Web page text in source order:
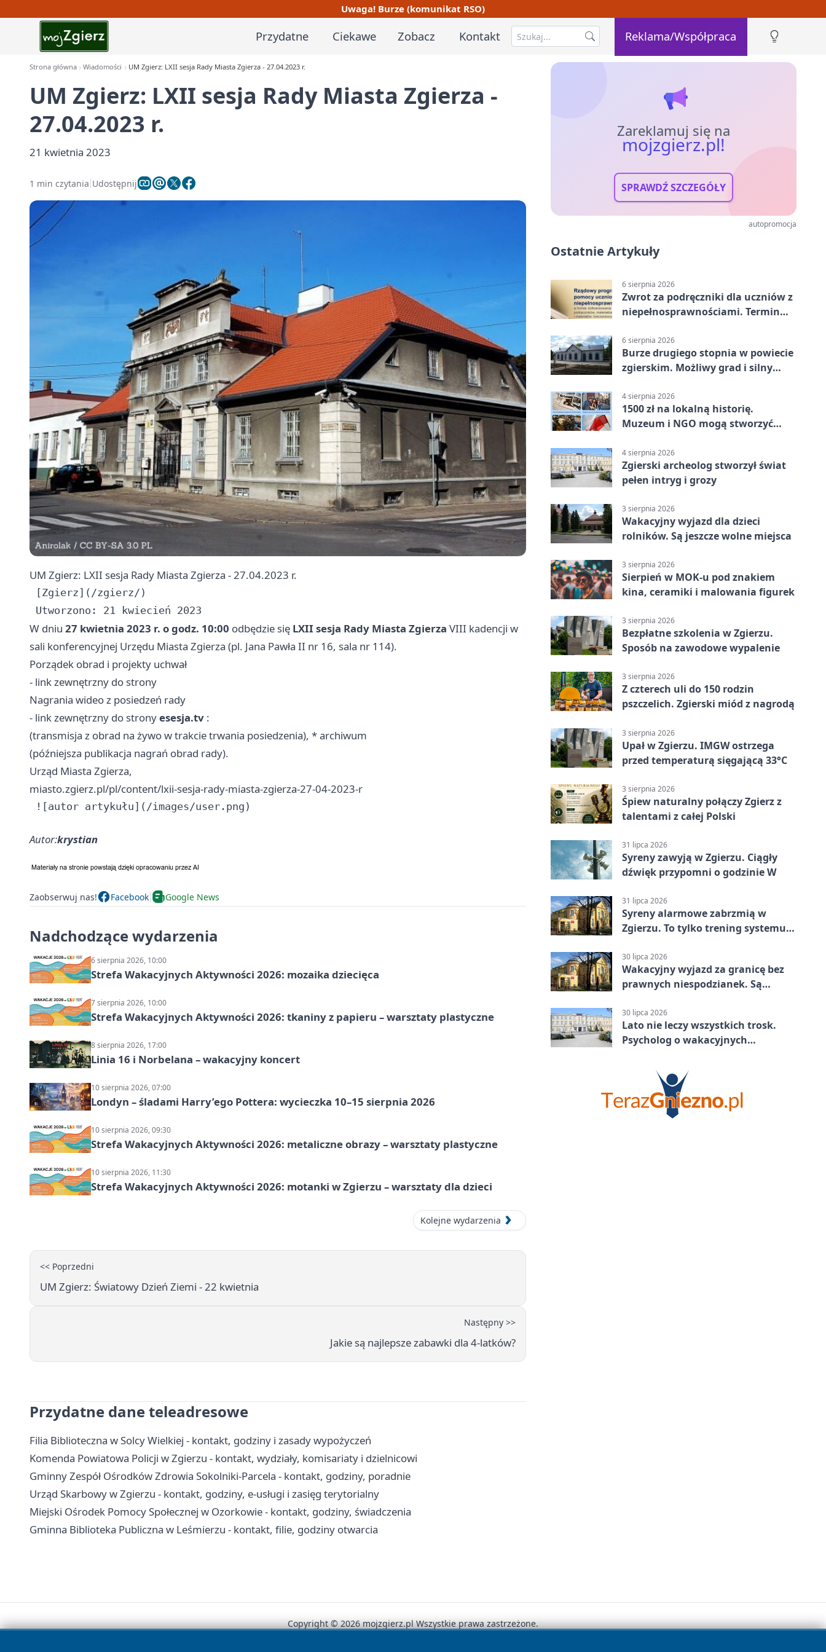
Uwaga! Burze (komunikat RSO)
Przydatne Ciekawe Zobacz Kontakt Reklama/Współpraca
Strona główna Wiadomości UM Zgierz: LXII sesja Rady Miasta Zgierza - 27.04.2023 r.
UM Zgierz: LXII sesja Rady Miasta Zgierza -
27.04.2023 r.
21 kwietnia 2023
1 min czytania Udostępnij
UM Zgierz: LXII sesja Rady Miasta Zgierza - 27.04.2023 r.
[Zgierz](/zgierz/)
W dniu 27 kwietnia 2023 r. o godz. 10:00 odbędzie się LXII sesja Rady Miasta Zgierza VIII kadencji w
sali konferencyjnej Urzędu Miasta Zgierza (pl. Jana Pawła II nr 16, sala nr 114).
Porządek obrad i projekty uchwał
- link zewnętrzny do strony
Nagrania wideo z posiedzeń rady
- link zewnętrzny do stronyesesja.tv :
(transmisja z obrad na żywo w trakcie trwania posiedzenia), * archiwum
(późniejsza publikacja nagrań obrad rady).
Urząd Miasta Zgierza,
miasto.zgierz.pl/pl/content/lxii-sesja-rady-miasta-zgierza-27-04-2023-r
Autor:krystian
Zaobserwuj nas! Facebook Google News
Nadchodzące wydarzenia
6 sierpnia 2026, 10:00
Strefa Wakacyjnych Aktywności 2026: mozaika dziecięca
7 sierpnia 2026, 10:00
Strefa Wakacyjnych Aktywności 2026: tkaniny z papieru – warsztaty plastyczne
8 sierpnia 2026, 17:00
Linia 16 i Norbelana – wakacyjny koncert
10 sierpnia 2026, 07:00
Londyn – śladami Harry’ego Pottera: wycieczka 10–15 sierpnia 2026
10 sierpnia 2026, 09:30
Strefa Wakacyjnych Aktywności 2026: metaliczne obrazy – warsztaty plastyczne
10 sierpnia 2026, 11:30
Strefa Wakacyjnych Aktywności 2026: motanki w Zgierzu – warsztaty dla dzieci
Kolejne wydarzenia
<< Poprzedni
UM Zgierz: Światowy Dzień Ziemi - 22 kwietnia
Następny >>
Jakie są najlepsze zabawki dla 4-latków?
Przydatne dane teleadresowe
Filia Biblioteczna w Solcy Wielkiej - kontakt, godziny i zasady wypożyczeń
Komenda Powiatowa Policji w Zgierzu - kontakt, wydziały, komisariaty i dzielnicowi
Gminny Zespół Ośrodków Zdrowia Sokolniki-Parcela - kontakt, godziny, poradnie
Urząd Skarbowy w Zgierzu - kontakt, godziny, e-usługi i zasięg terytorialny
Miejski Ośrodek Pomocy Społecznej w Ozorkowie - kontakt, godziny, świadczenia
Gminna Biblioteka Publiczna w Leśmierzu - kontakt, filie, godziny otwarcia
Zareklamuj się na
mojzgierz.pl!
SPRAWDŹ SZCZEGÓŁY
autopromocja
Ostatnie Artykuły
6 sierpnia 2026
Zwrot za podręczniki dla uczniów z
niepełnosprawnościami. Termin
6 sierpnia 2026
Burze drugiego stopnia w powiecie
zgierskim. Możliwy grad i silny
4 sierpnia 2026
1500 zł na lokalną historię.
Muzeum i NGO mogą stworzyć
4 sierpnia 2026
Zgierski archeolog stworzył świat
pełen intryg i grozy
3 sierpnia 2026
Wakacyjny wyjazd dla dzieci
rolników. Są jeszcze wolne miejsca
3 sierpnia 2026
Sierpień w MOK-u pod znakiem
kina, ceramiki i malowania figurek
3 sierpnia 2026
Bezpłatne szkolenia w Zgierzu.
Sposób na zawodowe wypalenie
3 sierpnia 2026
Z czterech uli do 150 rodzin
pszczelich. Zgierski miód z nagrodą
3 sierpnia 2026
Upał w Zgierzu. IMGW ostrzega
przed temperaturą sięgającą 33°C
3 sierpnia 2026
Śpiew naturalny połączy Zgierz z
talentami z całej Polski
31 lipca 2026
Syreny zawyją w Zgierzu. Ciągły
dźwięk przypomni o godzinie W
31 lipca 2026
Syreny alarmowe zabrzmią w
Zgierzu. To tylko trening systemu
30 lipca 2026
Wakacyjny wyjazd za granicę bez
prawnych niespodzianek. Są
30 lipca 2026
Lato nie leczy wszystkich trosk.
Psycholog o wakacyjnych
Copyright © 2026 mojzgierz.pl Wszystkie prawa zastrzeżone.